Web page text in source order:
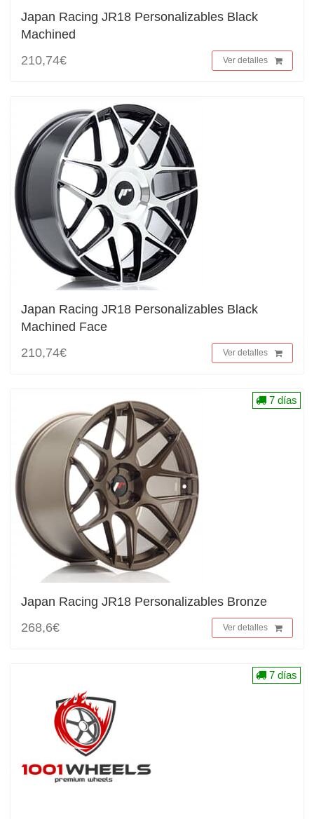
Japan Racing JR18 Personalizables Black
Machined
210,74€
Ver detalles
Japan Racing JR18 Personalizables Black
Machined Face
210,74€
Ver detalles
Japan Racing JR18 Personalizables Bronze
268,6€
Ver detalles
7 días
7 días